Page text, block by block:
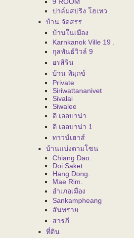
ปาล์มสปริง โฮเทว
บ้าน จัดสรร
บ้านในเมือง
Karnkanok Ville 19 .
กุลพันธ์วิวล์ 9
อรสิริน
บ้าน พิมุกข์
Private
Siriwattananivet
Sivalai
Siwalee
ดิ เออบาน่า
ดิ เออบาน่า 1
ทาวน์เฮาส์
บ้านแบ่งตามโซน
Chiang Dao.
Doi Saket .
Hang Dong.
Mae Rim.
อำเภอเมือง
Sankampheang
สันทราย
สารภี
ที่ดิน